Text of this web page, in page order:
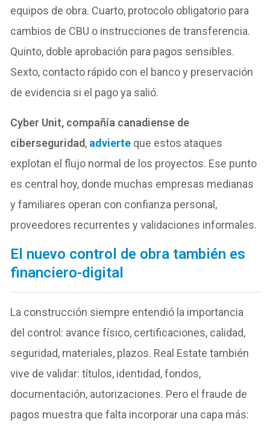
equipos de obra. Cuarto, protocolo obligatorio para
cambios de CBU o instrucciones de transferencia.
Quinto, doble aprobación para pagos sensibles.
Sexto, contacto rápido con el banco y preservación
de evidencia si el pago ya salió.
Cyber Unit, compañía canadiense de
ciberseguridad, advierte que estos ataques
explotan el flujo normal de los proyectos. Ese punto
es central hoy, donde muchas empresas medianas
y familiares operan con confianza personal,
proveedores recurrentes y validaciones informales.
El nuevo control de obra también es
financiero-digital
La construcción siempre entendió la importancia
del control: avance físico, certificaciones, calidad,
seguridad, materiales, plazos. Real Estate también
vive de validar: títulos, identidad, fondos,
documentación, autorizaciones. Pero el fraude de
pagos muestra que falta incorporar una capa más: